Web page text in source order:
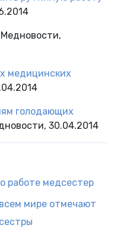
медицинских
голодающих
30.04.2014
работе медсестер
мире отмечают